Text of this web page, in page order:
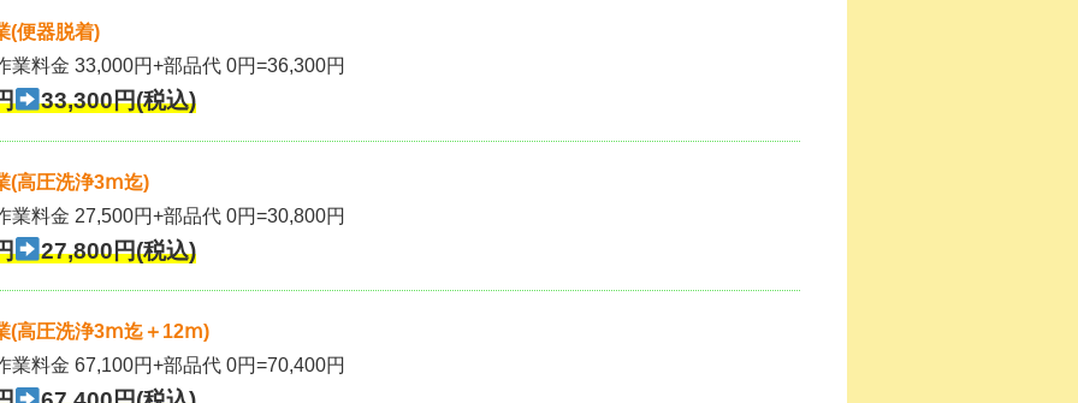
(便器脱着)
業料金 33,000円+部品代 0円=36,300円
33,300円(税込)
(高圧洗浄3ⅿ迄)
業料金 27,500円+部品代 0円=30,800円
27,800円(税込)
(高圧洗浄3ⅿ迄＋12ⅿ)
業料金 67,100円+部品代 0円=70,400円